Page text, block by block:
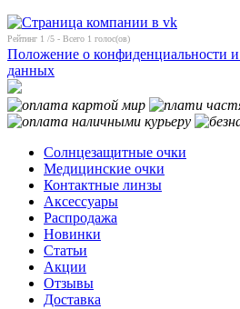
Рейтинг 1 /5 - Всего 1 голос(ов)
Положение о конфиденциальности
данных
Солнцезащитные очки
Медицинские очки
Контактные линзы
Аксессуары
Распродажа
Новинки
Статьи
Акции
Отзывы
Доставка